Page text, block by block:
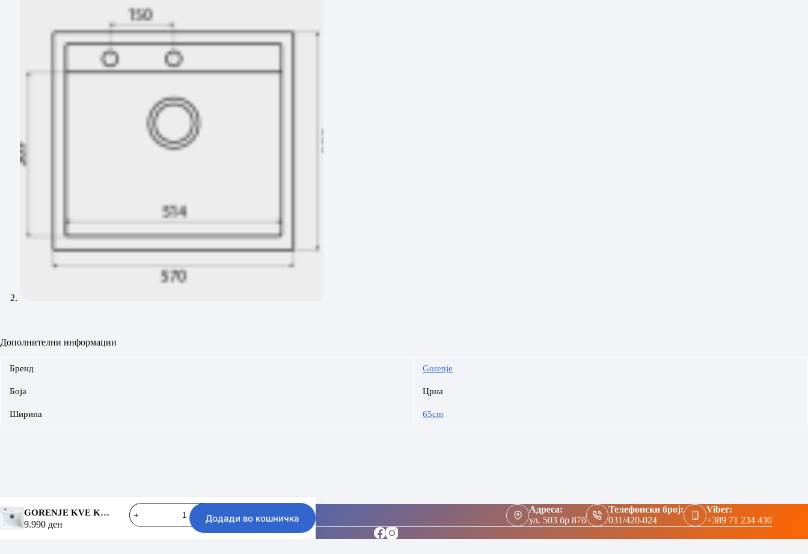
Дополнителни информации
Бренд Gorenje
Боја Црна
Ширина 65cm
Контактирај нè
Адреса:
ул. 503 бр 87б
Телефонски број:
031/420-024
Viber:
+389 71 234 430
Copyright © 2026 - KULT
GORENJE KVE KM 15 BEL
9.990 ден
GORENJE
KVE
KM
Додади во кошничка